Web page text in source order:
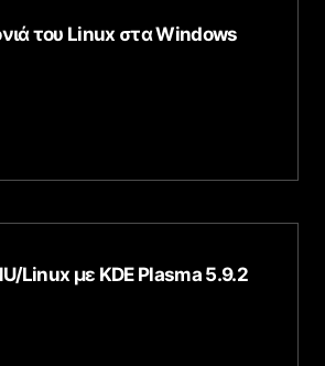
του Linux στα Windows
Linux με KDE Plasma 5.9.2